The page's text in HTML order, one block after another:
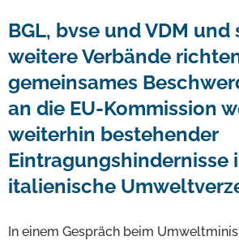
BGL, bvse und VDM und
weitere Verbände
gemeinsames
an die EU-Kommission
weiterhin bestehender
Eintragungshindernisse
italienische
In einem Gespräch beim